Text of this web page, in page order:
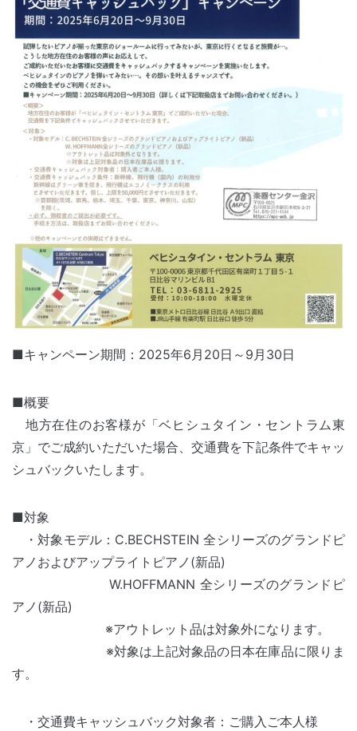
■キャンペーン期間：2025年6月20日～9月30日
■概要
地方在住のお客様が「ベヒシュタイン・セントラム東
京」でご成約いただいた場合、交通費を下記条件でキャッ
シュバックいたします。
■対象
・対象モデル：C.BECHSTEIN 全シリーズのグランドピ
アノおよびアップライトピアノ(新品)
W.HOFFMANN 全シリーズのグランドピ
アノ(新品)
※アウトレット品は対象外になります。
※対象は上記対象品の日本在庫品に限りま
す。
・交通費キャッシュバック対象者：ご購入ご本人様